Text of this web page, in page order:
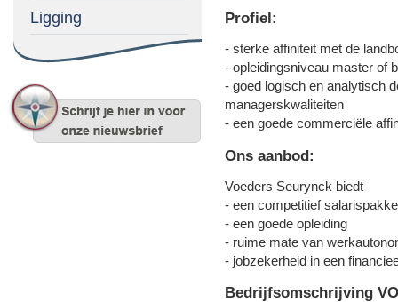
Ligging
Profiel:
- sterke affiniteit met de
- opleidingsniveau master of
- goed logisch en analytisch
managerskwaliteiten
- een goede commerciële
Ons aanbod:
Voeders Seurynck biedt
- een competitief
- een goede opleiding
- ruime mate van
- jobzekerheid in een
Bedrijfsomschrijving